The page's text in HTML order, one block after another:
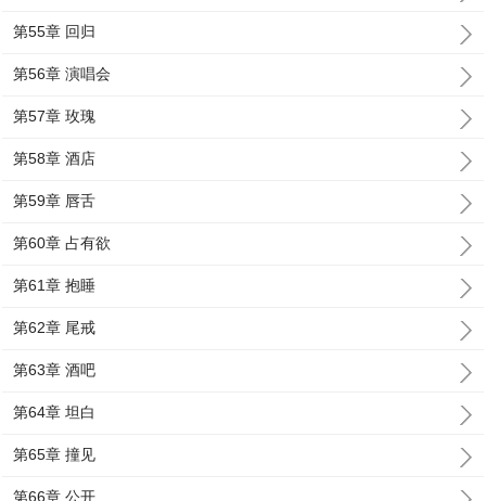
第55章 回归
第56章 演唱会
第57章 玫瑰
第58章 酒店
第59章 唇舌
第60章 占有欲
第61章 抱睡
第62章 尾戒
第63章 酒吧
第64章 坦白
第65章 撞见
第66章 公开